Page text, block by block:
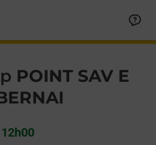
POINT SAV E
12h00